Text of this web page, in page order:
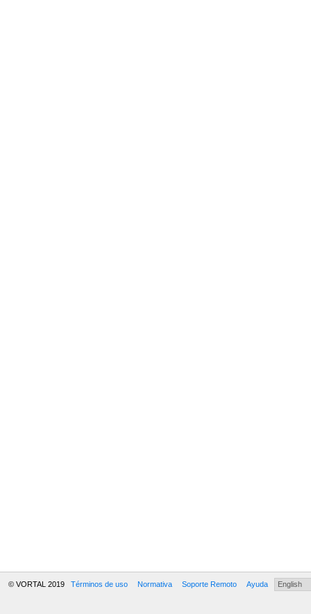
© VORTAL 2019 Términos de uso Normativa Soporte Remoto Ayuda